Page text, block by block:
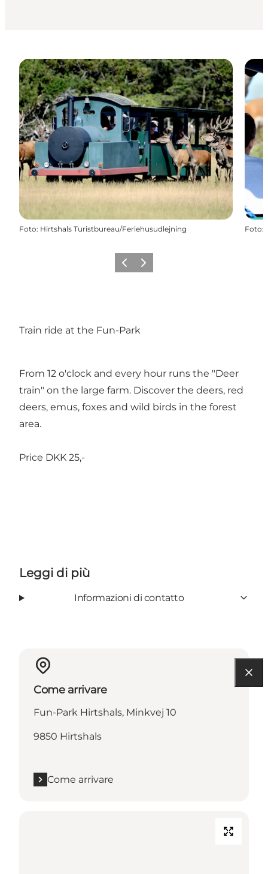
Foto: Hirtshals Turistbureau/Feriehusudlejning Foto:
Precedente
Avanti
Train ride at the Fun-Park
From 12 o'clock and every hour runs the "Deer
train" on the large farm. Discover the deers, red
deers, emus, foxes and wild birds in the forest
area.
Price DKK 25,-
Leggi di più
Informazioni di contatto
Come arrivare
Fun-Park Hirtshals, Minkvej 10
9850 Hirtshals
Come arrivare